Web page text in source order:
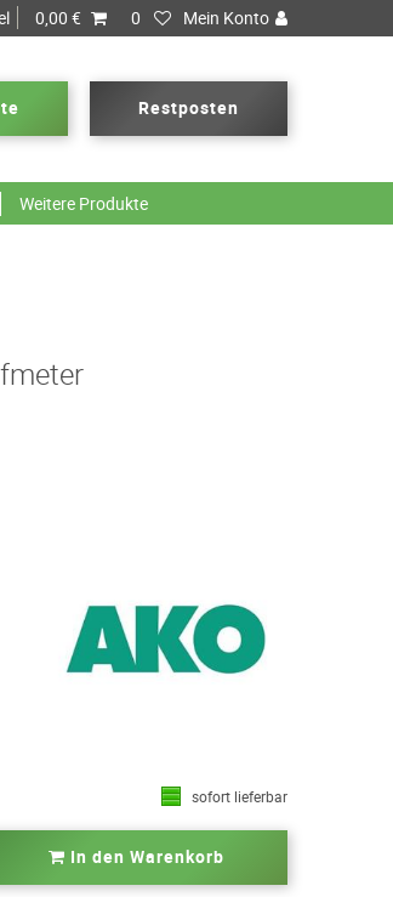
Mein Konto
0
0,00 €
Restposten
Weitere Produkte
sofort lieferbar
In den Warenkorb